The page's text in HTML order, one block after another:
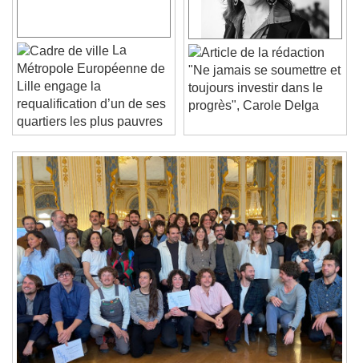
Play
Skip Backward
Skip Forward
Unmute
Current Time
/
Duration-:-
Loaded:0%
Stream TypeLIVE
Seek to live, currently behind liveLIVE
Remaining Time-0:00
1x
Playback Rate
Chapters
Chapters
Descriptions
descriptions off, selected
Subtitles
La
Métropole Européenne de
Lille engage la
requalification d’un de ses
quartiers les plus pauvres
"Ne jamais se soumettre et
toujours investir dans le